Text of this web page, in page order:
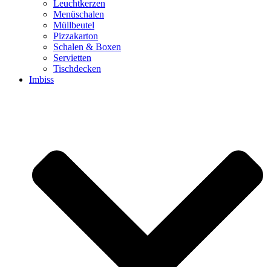
Leuchtkerzen
Menüschalen
Müllbeutel
Pizzakarton
Schalen & Boxen
Servietten
Tischdecken
Imbiss